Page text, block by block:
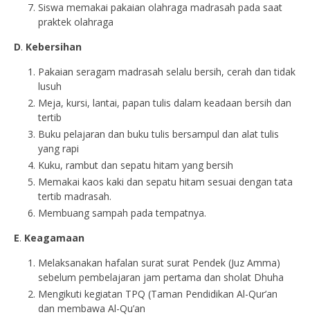
Siswa memakai pakaian olahraga madrasah pada saat
praktek olahraga
D. Kebersihan
Pakaian seragam madrasah selalu bersih, cerah dan tidak
lusuh
Meja, kursi, lantai, papan tulis dalam keadaan bersih dan
tertib
Buku pelajaran dan buku tulis bersampul dan alat tulis
yang rapi
Kuku, rambut dan sepatu hitam yang bersih
Memakai kaos kaki dan sepatu hitam sesuai dengan tata
tertib madrasah.
Membuang sampah pada tempatnya.
E. Keagamaan
Melaksanakan hafalan surat surat Pendek (Juz Amma)
sebelum pembelajaran jam pertama dan sholat Dhuha
Mengikuti kegiatan TPQ (Taman Pendidikan Al-Qur’an
dan membawa Al-Qu’an